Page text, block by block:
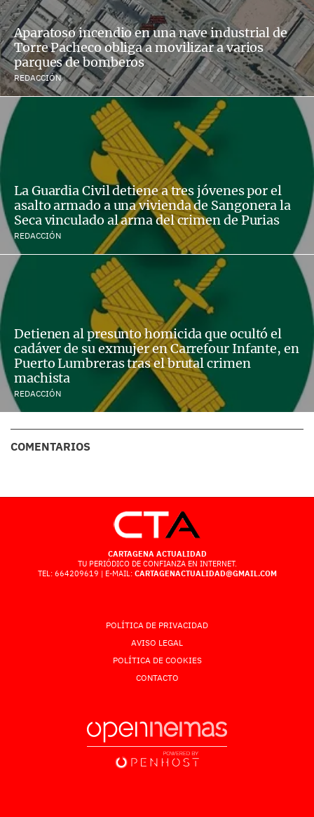
Aparatoso incendio en una nave industrial de
Torre Pacheco obliga a movilizar a varios
parques de bomberos
REDACCIÓN
La Guardia Civil detiene a tres jóvenes por el
asalto armado a una vivienda de Sangonera la
Seca vinculado al arma del crimen de Purias
REDACCIÓN
Detienen al presunto homicida que ocultó el
cadáver de su exmujer en Carrefour Infante, en
Puerto Lumbreras tras el brutal crimen
machista
REDACCIÓN
COMENTARIOS
CARTAGENA ACTUALIDAD
TU PERIÓDICO DE CONFIANZA EN INTERNET.
TEL: 664209619 | E-MAIL: CARTAGENACTUALIDAD@GMAIL.COM
POLÍTICA DE PRIVACIDAD
AVISO LEGAL
POLÍTICA DE COOKIES
CONTACTO